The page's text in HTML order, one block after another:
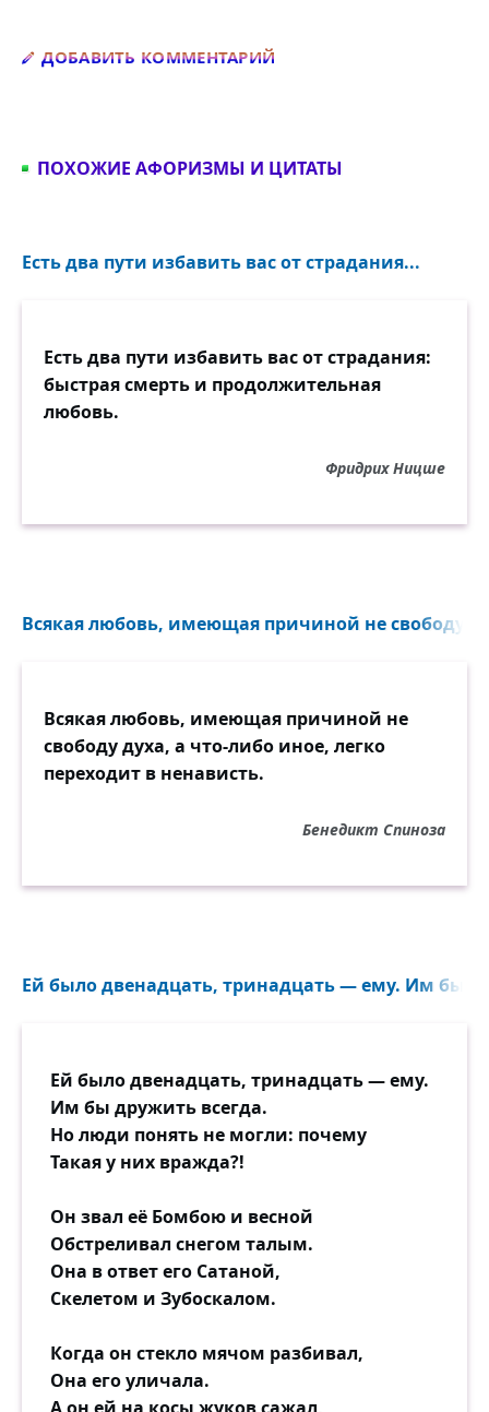
ДОБАВИТЬ КОММЕНТАРИЙ
ПОХОЖИЕ АФОРИЗМЫ И ЦИТАТЫ
Есть два пути избавить вас от страдания...
Есть два пути избавить вас от страдания:
быстрая смерть и продолжительная
любовь.
Фридрих Ницше
Всякая любовь, имеющая причиной не свободу
Всякая любовь, имеющая причиной не
свободу духа, а что-либо иное, легко
переходит в ненависть.
Бенедикт Спиноза
Ей было двенадцать, тринадцать — ему. Им бы
Ей было двенадцать, тринадцать — ему.
Им бы дружить всегда.
Но люди понять не могли: почему
Такая у них вражда?!
Он звал её Бомбою и весной
Обстреливал снегом талым.
Она в ответ его Сатаной,
Скелетом и Зубоскалом.
Когда он стекло мячом разбивал,
Она его уличала.